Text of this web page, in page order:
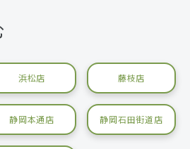
浜松店 藤枝店
静岡本通店 静岡石田街道店